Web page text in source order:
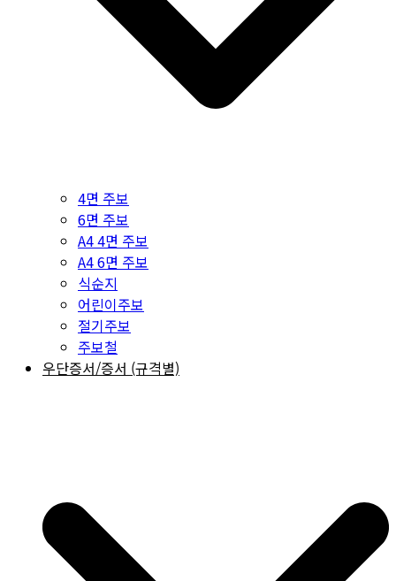
4면 주보
6면 주보
A4 4면 주보
A4 6면 주보
식순지
어린이주보
절기주보
주보철
우단증서/증서 (규격별)